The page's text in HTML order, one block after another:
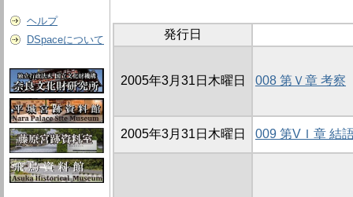
ヘルプ
DSpaceについて
発行日
2005年3月31日木曜日 008 第Ｖ章 考察
2005年3月31日木曜日 009 第VＩ章 結